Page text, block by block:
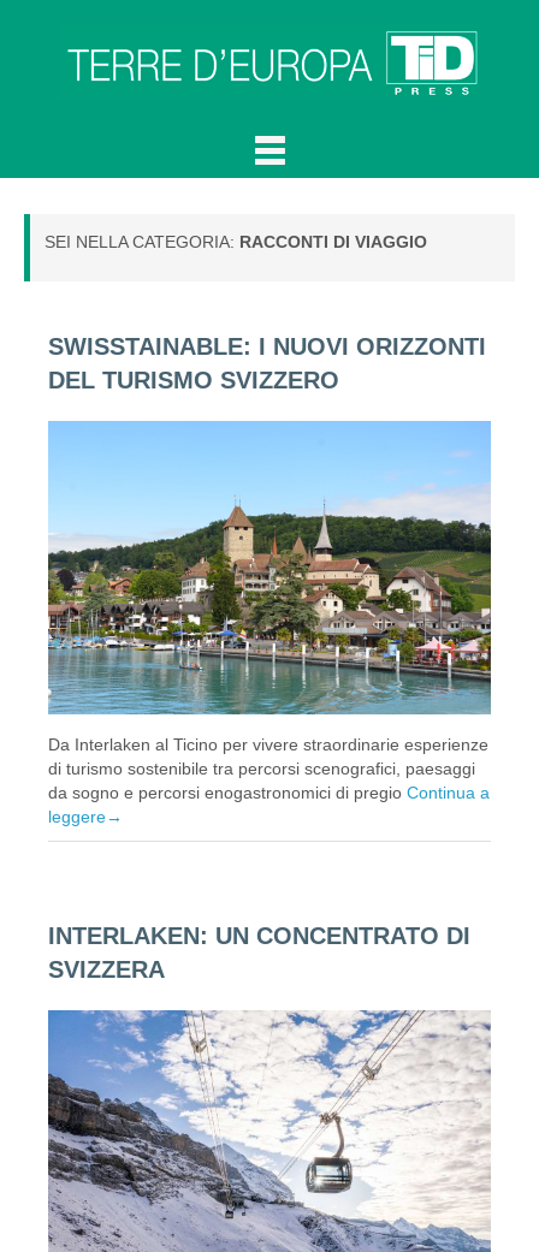
SEI NELLA CATEGORIA: RACCONTI DI VIAGGIO
SWISSTAINABLE: I NUOVI ORIZZONTI
DEL TURISMO SVIZZERO
Da Interlaken al Ticino per vivere straordinarie esperienze
di turismo sostenibile tra percorsi scenografici, paesaggi
da sogno e percorsi enogastronomici di pregio Continua a
leggere→
INTERLAKEN: UN CONCENTRATO DI
SVIZZERA